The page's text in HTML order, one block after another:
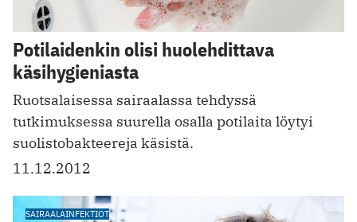
Potilaidenkin olisi huolehdittava
käsihygieniasta
Ruotsalaisessa sairaalassa tehdyssä
tutkimuksessa suurella osalla potilaita löytyi
suolistobakteereja käsistä.
11.12.2012
SAIRAALAINFEKTIOT